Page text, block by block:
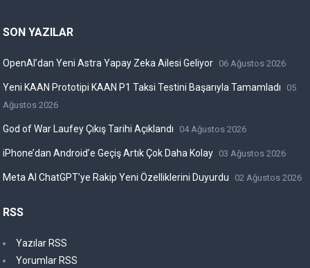
SON YAZILAR
OpenAI’dan Yeni Astra Yapay Zeka Ailesi Geliyor 06 Ağustos 2026
Yeni KAAN Prototipi KAAN P1 Taksi Testini Başarıyla Tamamladı
05
Ağustos 2026
God of War Laufey Çıkış Tarihi Açıklandı 04 Ağustos 2026
iPhone’dan Android’e Geçiş Artık Çok Daha Kolay 03 Ağustos 2026
Meta AI ChatGPT’ye Rakip Yeni Özelliklerini Duyurdu 02 Ağustos 2026
RSS
Yazılar RSS
Yorumlar RSS